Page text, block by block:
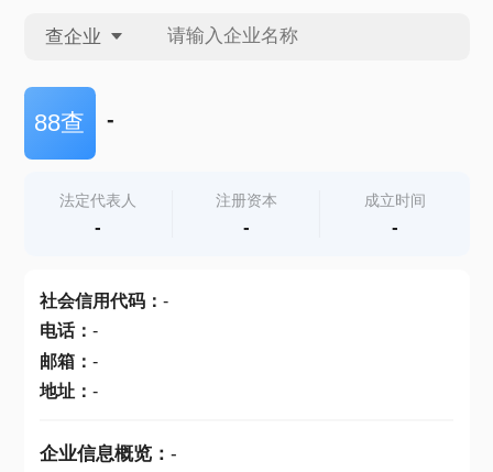
查企业
查企业
查产地
88查 -
法定代表人
-
注册资本
-
成立时间
-
社会信用代码： -
电话： -
邮箱： -
地址： -
企业信息概览： -